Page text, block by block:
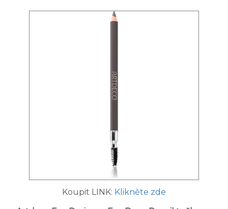
Koupit LINK: Klikněte zde